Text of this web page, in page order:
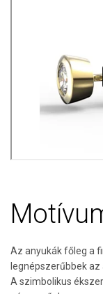
Az anyukák főleg a
legnépszerűbbek az
A szimbolikus